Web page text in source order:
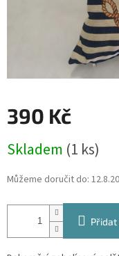
390 Kč
cena:
Skladem (1 ks)
Můžeme doručit do:
Přidat